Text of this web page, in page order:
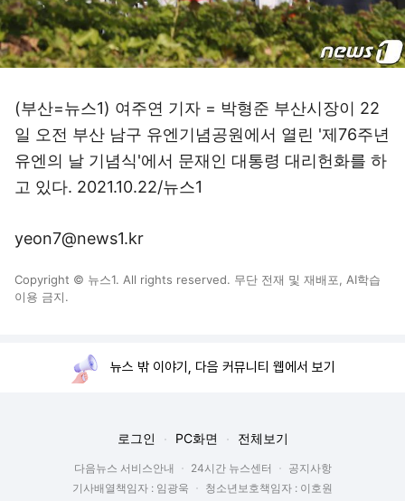
(부산=뉴스1) 여주연 기자 = 박형준 부산시장이 22
일 오전 부산 남구 유엔기념공원에서 열린 '제76주년
유엔의 날 기념식'에서 문재인 대통령 대리헌화를 하
고 있다. 2021.10.22/뉴스1
yeon7@news1.kr
Copyright © 뉴스1. All rights reserved. 무단 전재 및 재배포, AI학습
이용 금지.
뉴스 밖 이야기, 다음 커뮤니티 웹에서 보기
로그인 PC화면 전체보기
다음뉴스 서비스안내 24시간 뉴스센터
공지사항
기사배열책임자 : 임광욱
청소년보호책임자 : 이호원